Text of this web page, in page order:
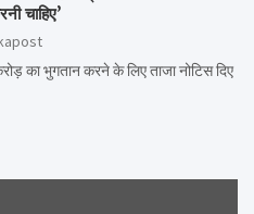
चाहिए’
का भुगतान करने के लिए ताजा नोटिस दिए